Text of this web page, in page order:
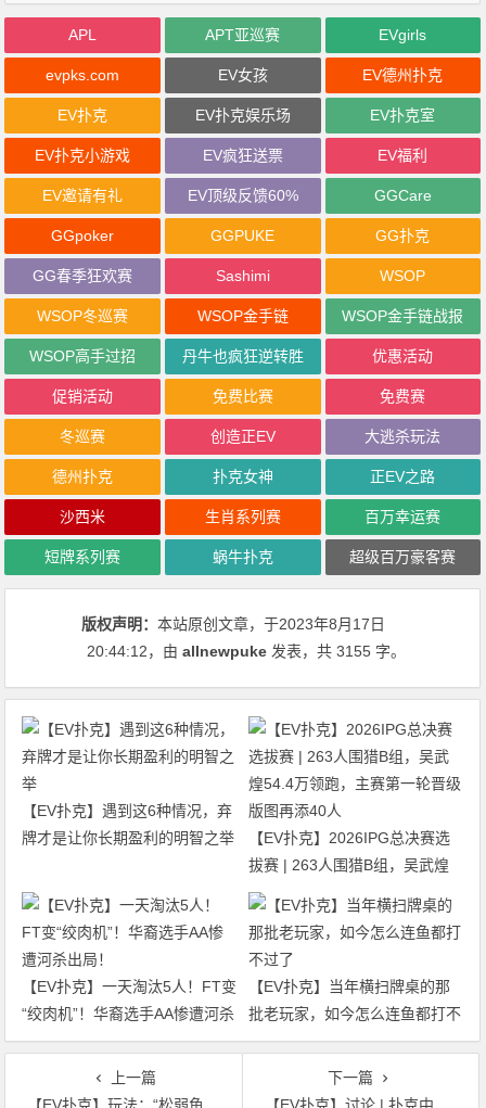
APL APT亚巡赛 EVgirls
evpks.com EV女孩 EV德州扑克
EV扑克 EV扑克娱乐场 EV扑克室
EV扑克小游戏 EV疯狂送票 EV福利
EV邀请有礼 EV顶级反馈60% GGCare
GGpoker GGPUKE GG扑克
GG春季狂欢赛 Sashimi WSOP
WSOP冬巡赛 WSOP金手链 WSOP金手链战报
WSOP高手过招 丹牛也疯狂逆转胜 优惠活动
促销活动 免费比赛 免费赛
冬巡赛 创造正EV 大逃杀玩法
德州扑克 扑克女神 正EV之路
沙西米 生肖系列赛 百万幸运赛
短牌系列赛 蜗牛扑克 超级百万豪客赛
版权声明：本站原创文章，于2023年8月17日
20:44:12，由allnewpuke 发表，共 3155 字。
【EV扑克】遇到这6种情况，弃
牌才是让你长期盈利的明智之举
【EV扑克】2026IPG总决赛选
拔赛 | 263人围猎B组，吴武煌
54.4万领跑，主赛第一轮晋级版
【EV扑克】一天淘汰5人！FT变
“绞肉机”！华裔选手AA惨遭河杀
出局！
【EV扑克】当年横扫牌桌的那
批老玩家，如今怎么连鱼都打不
过了
上一篇
下一篇